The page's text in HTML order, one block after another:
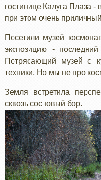
гостинице Калуга Плаза
при этом очень
Посетили музей
экспозицию -
Потрясающий музей с
техники. Но мы не про
Земля встретила
сквозь сосновый бор.